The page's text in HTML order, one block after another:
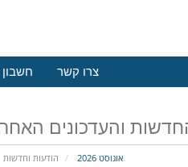
צרו קשר
הודעות וחדשות אוגוסט 2026